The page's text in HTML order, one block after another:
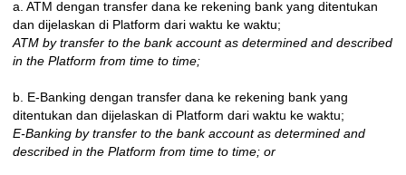
a. ATM dengan transfer dana ke rekening bank yang ditentukan
dan dijelaskan di Platform dari waktu ke waktu;
ATM by transfer to the bank account as determined and described
in the Platform from time to time;
b. E-Banking dengan transfer dana ke rekening bank yang
ditentukan dan dijelaskan di Platform dari waktu ke waktu;
E-Banking by transfer to the bank account as determined and
described in the Platform from time to time; or